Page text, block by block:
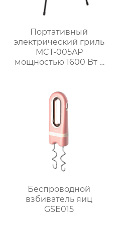
Портативный
электрический гриль
MCT-005AP
мощностью 1600 Вт с
регулируемым
термостатом для
использования на
открытом воздухе
Беспроводной
взбиватель яиц
GSE015